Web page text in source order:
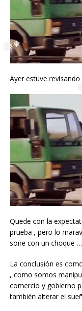
❅
❅
❅
Ayer estuve
Quede con la
prueba , pero lo
soñe con un choque …
La conclusión es
, como somos
comercio y gobierno
también alterar el